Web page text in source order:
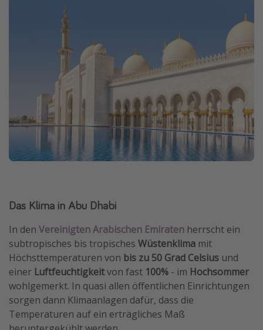
Das Klima in Abu Dhabi
In den Vereinigten Arabischen Emiraten herrscht ein
subtropisches bis tropisches Wüstenklima mit
Höchsttemperaturen von bis zu 50 Grad Celsius und
einer Luftfeuchtigkeitvon fast 100% - im Hochsommer
wohlgemerkt. In quasi allen öffentlichen Einrichtungen
sorgen dann Klimaanlagen dafür, dass die
Temperaturen auf ein erträgliches Maß